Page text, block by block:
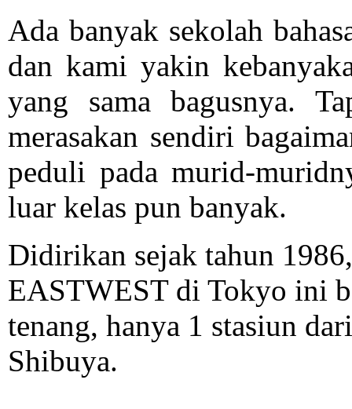
Ada banyak sekolah
dan kami yakin
yang sama bagusnya.
merasakan sendiri
peduli pada murid-
luar kelas pun banyak.
Didirikan sejak tahun
EASTWEST di Tokyo ini
tenang, hanya 1 stasiun
Shibuya.